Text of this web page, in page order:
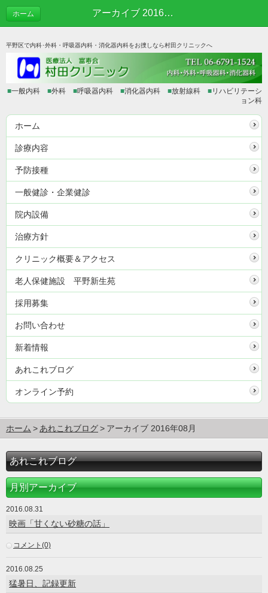
アーカイブ 2016年08月 | あれこれブログ
ホーム
平野区で内科･外科・呼吸器内科・消化器内科をお捜しなら村田クリニックへ
■一般内科 ■外科 ■呼吸器内科 ■消化器内科 ■放射線科 ■リハビリテーシ
ョン科
ホーム
診療内容
予防接種
一般健診・企業健診
院内設備
治療方針
クリニック概要＆アクセス
老人保健施設 平野新生苑
採用募集
お問い合わせ
新着情報
あれこれブログ
オンライン予約
ホーム あれこれブログ アーカイブ 2016年08月
あれこれブログ
月別アーカイブ
2016.08.31
映画「甘くない砂糖の話」
コメント(0)
2016.08.25
猛暑日、記録更新